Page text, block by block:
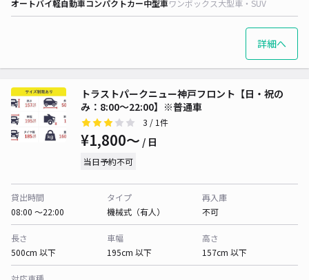
オートバイ軽自動車コンパクトカー中型車ワンボックス大型車・SUV
詳細へ
トラストパークニュー神戸フロント【日・祝の
み：8:00～22:00】※普通車
3 / 1件
¥1,800〜 / 日
当日予約不可
貸出時間
08:00 〜22:00
タイプ
機械式（有人）
再入庫
不可
長さ
500cm 以下
車幅
195cm 以下
高さ
157cm 以下